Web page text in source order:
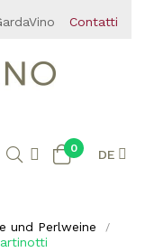
Contatti
0 DE
und Perlweine